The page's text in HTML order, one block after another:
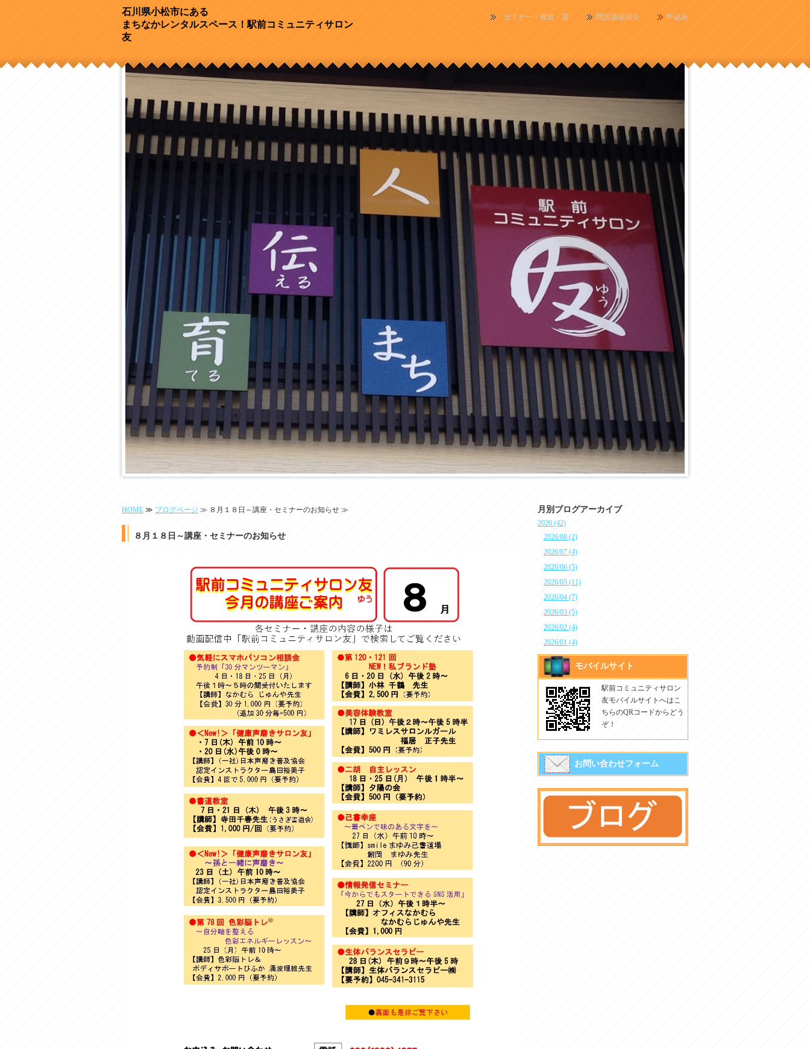
石川県小松市にある
まちなかレンタルスペース！駅前コミュニティサロン
友
セミナー・教室・貸
会議室「駅前コミュ
ニティサロン友」
開設講座紹介 申込み
HOME≫ブログページ≫ ８月１８日～講座・セミナーのお知らせ ≫
８月１８日～講座・セミナーのお知らせ
月別ブログアーカイブ
2026 (42)
2026/08 (2)
2026/07 (4)
2026/06 (5)
2026/05 (11)
2026/04 (7)
2026/03 (5)
2026/02 (4)
2026/01 (4)
モバイルサイト
駅前コミュニティサロン
友モバイルサイトへはこ
ちらのQRコードからどう
ぞ！
お問い合わせフォーム